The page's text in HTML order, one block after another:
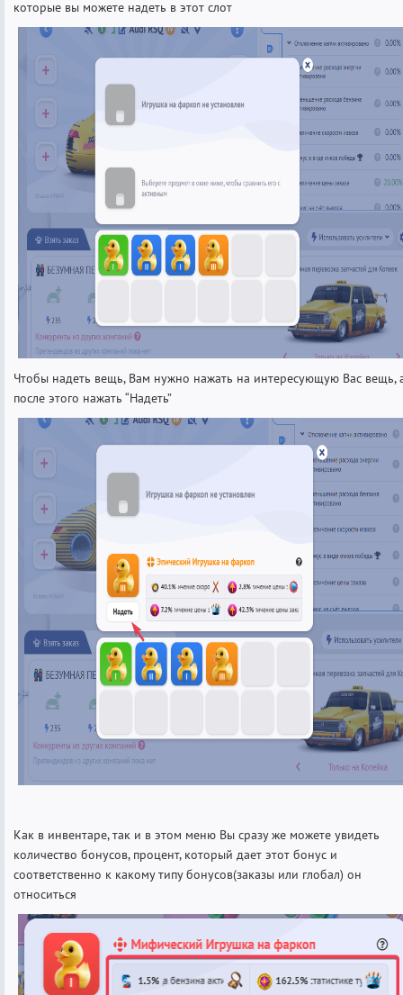
которые вы можете надеть в этот слот
Чтобы надеть вещь, Вам нужно нажать на интересующую Вас вещь,
после этого нажать “Надеть”
Как в инвентаре, так и в этом меню Вы сразу же можете увидеть
количество бонусов, процент, который дает этот бонус и
соответственно к какому типу бонусов(заказы или глобал) он
относиться